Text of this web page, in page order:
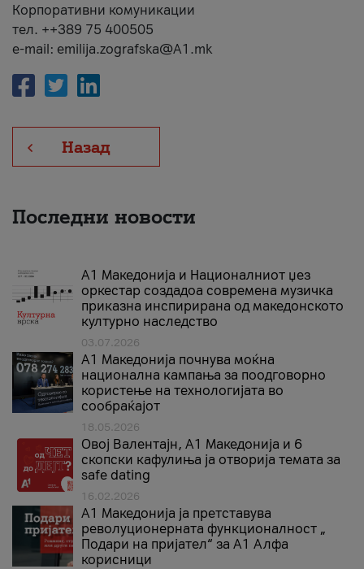
Корпоративни комуникации
тел. ++389 75 400505
e-mail: emilija.zografska@A1.mk
Назад
Последни новости
А1 Македонија и Националниот џез
оркестар создадоа современа музичка
приказна инспирирана од македонското
културно наследство
03.07.2026
A1 Македонија почнува моќна
национална кампања за поодговорно
користење на технологијата во
сообраќајот
18.05.2026
Овој Валентајн, A1 Македонија и 6
скопски кафулиња ја отворија темата за
safe dating
16.02.2026
А1 Македонија ја претставува
револуционерната функционалност „
Подари на пријател“ за А1 Алфа
корисници